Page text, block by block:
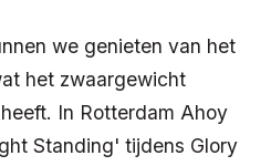
we genieten van het
het zwaargewicht
In Rotterdam Ahoy
Standing' tijdens Glory